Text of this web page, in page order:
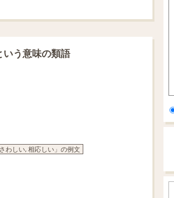
いう意味の類語
わしい, 相応しい」の例文